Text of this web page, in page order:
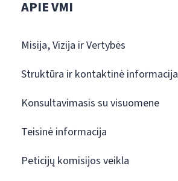
APIE VMI
Misija, Vizija ir Vertybės
Struktūra ir kontaktinė informacija
Konsultavimasis su visuomene
Teisinė informacija
Peticijų komisijos veikla